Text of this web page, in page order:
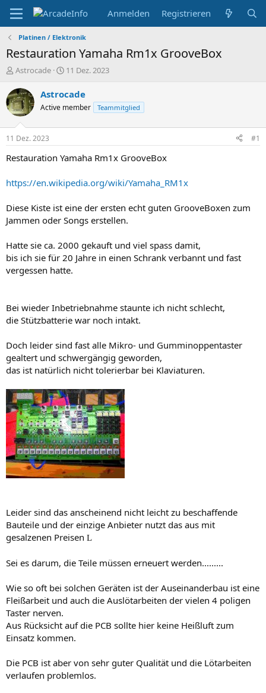
Anmelden Registrieren
Platinen / Elektronik
Restauration Yamaha Rm1x GrooveBox
E
s
t
e
e
r
Astrocade
E
s
e
t
a
11 Dez. 2023
Astrocade
Active member Teammitglied
11 Dez. 2023 #1
Restauration Yamaha Rm1x GrooveBox
https://en.wikipedia.org/wiki/Yamaha_RM1x
Diese Kiste ist eine der ersten echt guten GrooveBoxen zum
Jammen oder Songs erstellen.
Hatte sie ca. 2000 gekauft und viel spass damit,
bis ich sie für 20 Jahre in einen Schrank verbannt und fast
vergessen hatte.
Bei wieder Inbetriebnahme staunte ich nicht schlecht,
die Stützbatterie war noch intakt.
Doch leider sind fast alle Mikro- und Gumminoppentaster
gealtert und schwergängig geworden,
das ist natürlich nicht tolerierbar bei Klaviaturen.
Leider sind das anscheinend nicht leicht zu beschaffende
Bauteile und der einzige Anbieter nutzt das aus mit
gesalzenen Preisen L
Sei es darum, die Teile müssen erneuert werden.........
Wie so oft bei solchen Geräten ist der Auseinanderbau ist eine
Fleißarbeit und auch die Auslötarbeiten der vielen 4 poligen
Taster nerven.
Aus Rücksicht auf die PCB sollte hier keine Heißluft zum
Einsatz kommen.
Die PCB ist aber von sehr guter Qualität und die Lötarbeiten
verlaufen problemlos.